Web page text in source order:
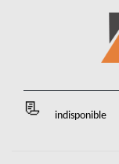
indisponible